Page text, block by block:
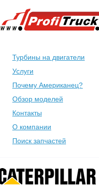
Турбины на двигатели
Услуги
Почему Американец?
Обзор моделей
Контакты
О компании
Поиск запчастей